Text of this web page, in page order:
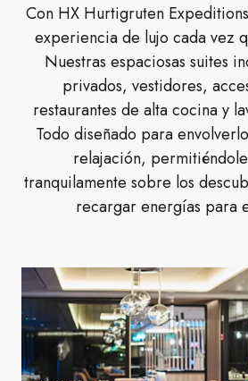
Con HX Hurtigruten
experiencia de lujo cada vez
Nuestras espaciosas suites
privados, vestidores,
restaurantes de alta cocina y
Todo diseñado para
relajación,
tranquilamente sobre los
recargar energías para